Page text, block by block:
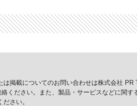
掲載についてのお問い合わせは株式会社 PR
ください。また、製品・サービスなどに関す
さい。